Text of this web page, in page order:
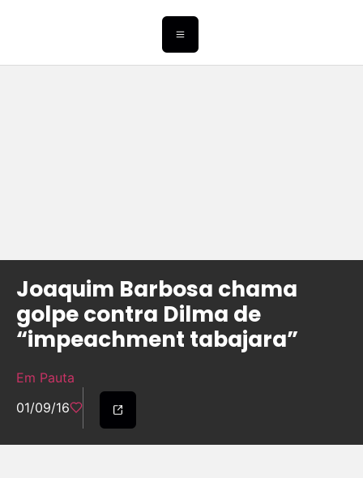
Joaquim Barbosa chama
golpe contra Dilma de
“impeachment tabajara”
Em Pauta
01/09/16